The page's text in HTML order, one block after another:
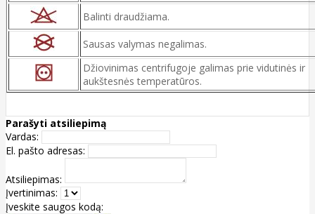
Balinti draudžiama.
Sausas valymas negalimas.
Džiovinimas centrifugoje galimas prie vidutinės ir
aukštesnės temperatūros.
Parašyti atsiliepimą
Vardas:
El. pašto adresas:
Atsiliepimas:
Įvertinimas:
Įveskite saugos kodą: